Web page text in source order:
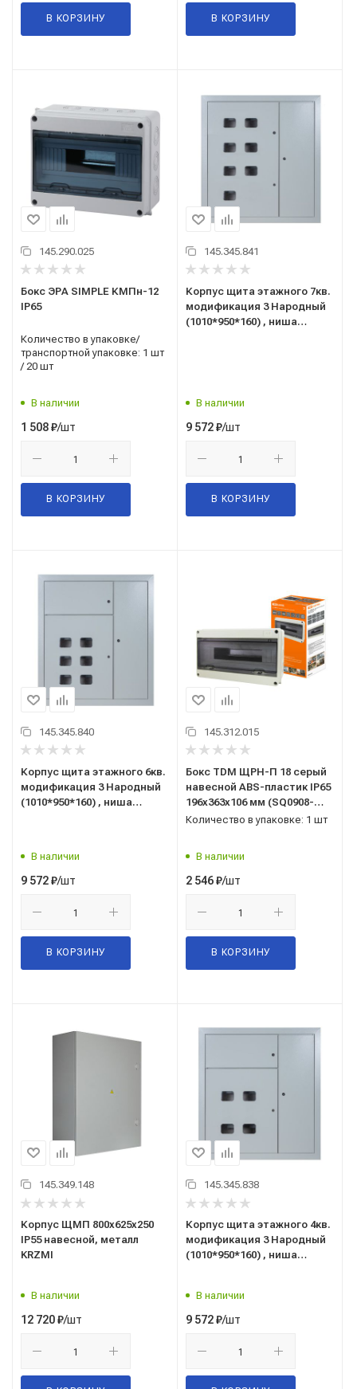
В КОРЗИНУ В КОРЗИНУ
145.290.025
Бокс ЭРА SIMPLE КМПн-12
IP65
Количество в упаковке/
транспортной упаковке: 1 шт
/ 20 шт
В наличии
1 508₽/шт
В КОРЗИНУ
145.345.841
Корпус щита этажного 7кв.
модификация 3 Народный
(1010*950*160) , ниша
В наличии
9 572₽/шт
В КОРЗИНУ
145.345.840
Корпус щита этажного 6кв.
модификация 3 Народный
(1010*950*160) , ниша
В наличии
9 572₽/шт
В КОРЗИНУ
145.312.015
Бокс TDM ЩРН-П 18 серый
навесной ABS-пластик IP65
196х363х106 мм (SQ0908-
0005)
Количество в упаковке: 1 шт
В наличии
2 546₽/шт
В КОРЗИНУ
145.349.148
Корпус ЩМП 800х625х250
IP55 навесной, металл
KRZMI
В наличии
12 720₽/шт
145.345.838
Корпус щита этажного 4кв.
модификация 3 Народный
(1010*950*160) , ниша
В наличии
9 572₽/шт